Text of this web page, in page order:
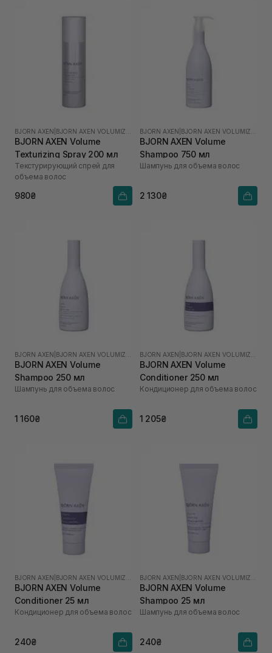
BJORN AXEN
BJORN AXEN Volume
Texturizing Spray 200 мл
Текстурирующий спрей для
объема волос
980₴
BJORN AXEN
BJORN AXEN Volume
Shampoo 750 мл
Шампунь для объема волос
2 130₴
BJORN AXEN
BJORN AXEN Volume
Shampoo 250 мл
Шампунь для объема волос
1 160₴
BJORN AXEN
BJORN AXEN Volume
Conditioner 250 мл
Кондиционер для объема волос
1 205₴
BJORN AXEN
BJORN AXEN Volume
Conditioner 25 мл
Кондиционер для объема волос
240₴
BJORN AXEN
BJORN AXEN Volume
Shampoo 25 мл
Шампунь для объема волос
240₴